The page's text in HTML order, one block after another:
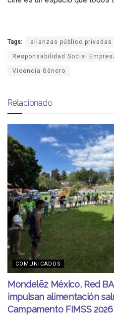
Tags: alianzas público privadas
Responsabilidad Social
Vioencia Género
Relacionado
COMUNICADOS
Mondelēz México, Red
impulsan alimentación
Campamento FIMSS 2026